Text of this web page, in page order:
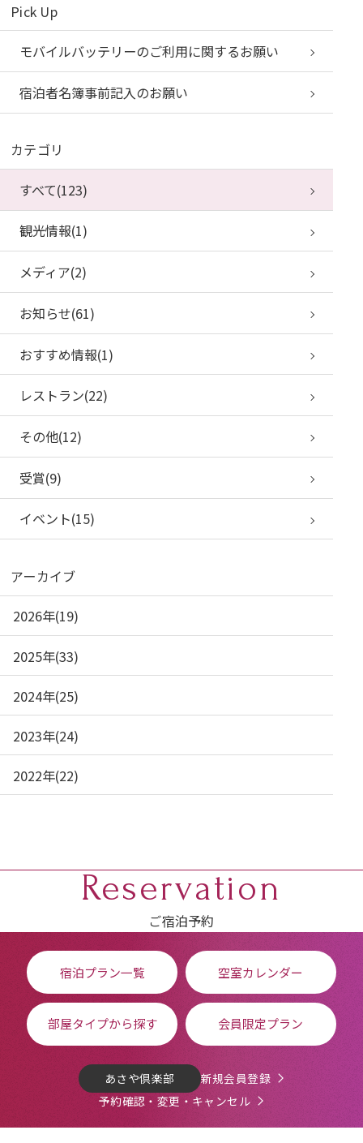
Pick Up
モバイルバッテリーのご利用に関するお願い
宿泊者名簿事前記入のお願い
カテゴリ
すべて(123)
観光情報(1)
メディア(2)
お知らせ(61)
おすすめ情報(1)
レストラン(22)
その他(12)
受賞(9)
イベント(15)
アーカイブ
2026年(19)
2025年(33)
2024年(25)
2023年(24)
2022年(22)
Reservation
ご宿泊予約
宿泊プラン一覧 空室カレンダー
部屋タイプから探す 会員限定プラン
あさや倶楽部
新規会員登録
予約確認・変更・キャンセル